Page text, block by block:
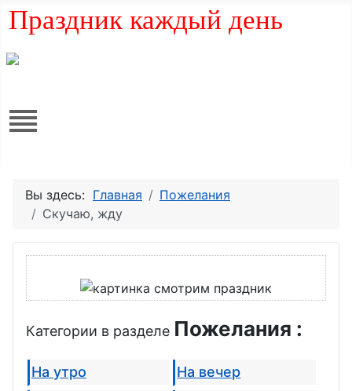
Праздник каждый день
Вы здесь: Главная
Пожелания
Скучаю, жду
Категории в разделе Пожелания :
На утро
На вечер